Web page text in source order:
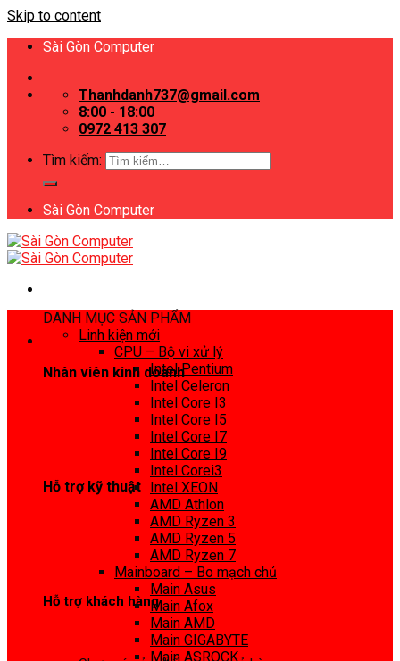
Skip to content
Sài Gòn Computer
Thanhdanh737@gmail.com
8:00 - 18:00
0972 413 307
Tìm kiếm:
Sài Gòn Computer
Nhân viên kinh doanh
Hỗ trợ kỹ thuật
Hỗ trợ khách hàng
DANH MỤC SẢN PHẨM
Linh kiện mới
CPU – Bộ vi xử lý
Intel Pentium
Intel Celeron
Intel Core I3
Intel Core I5
Intel Core I7
Intel Core I9
Intel Corei3
Intel XEON
AMD Athlon
AMD Ryzen 3
AMD Ryzen 5
AMD Ryzen 7
Mainboard – Bo mạch chủ
Main Asus
Main Afox
Main AMD
Main GIGABYTE
Main ASROCK